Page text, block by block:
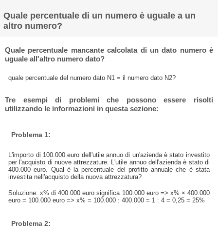
Quale percentuale di un numero è uguale a un
altro numero?
Quale percentuale mancante calcolata di un dato numero è
uguale all'altro numero dato?
quale percentuale del numero dato N1 = il numero dato N2?
Tre esempi di problemi che possono essere risolti
utilizzando le informazioni in questa sezione:
Problema 1:
L'importo di 100.000 euro dell'utile annuo di un'azienda è stato investito
per l'acquisto di nuove attrezzature. L'utile annuo dell'azienda è stato di
400.000 euro. Qual è la percentuale del profitto annuale che è stata
investita nell'acquisto della nuova attrezzatura?
Soluzione: x% di 400.000 euro significa 100.000 euro => x% × 400.000
euro = 100.000 euro => x% = 100.000 : 400.000 = 1 : 4 = 0,25 = 25%
Problema 2: